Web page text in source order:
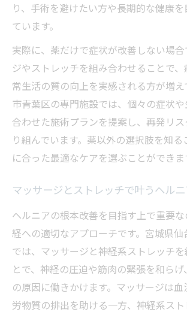
り、手術を避けたい方や長期的な健康
ています。
実際に、薬だけで症状が改善しない場
ジやストレッチを組み合わせることで
常生活の質の向上を実感される方が増え
市青葉区の専門施設では、個々の症状
合わせた施術プランを提案し、再発リ
り組んでいます。薬以外の選択肢を知る
に合った最適なケアを選ぶことができま
マッサージとストレッチで叶うヘル
ヘルニアの根本改善を目指す上で重要
経への適切なアプローチです。宮城県
では、マッサージと神経系ストレッチ
とで、神経の圧迫や筋肉の緊張を和ら
の原因に働きかけます。マッサージは
労物質の排出を助ける一方、神経系ス